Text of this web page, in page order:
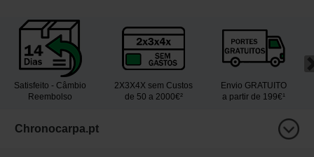
Satisfeito - Câmbio
Reembolso
2X3X4X sem Custos
de 50 a 2000€²
Envio GRATUITO
a partir de 199€¹
Chronocarpa.pt